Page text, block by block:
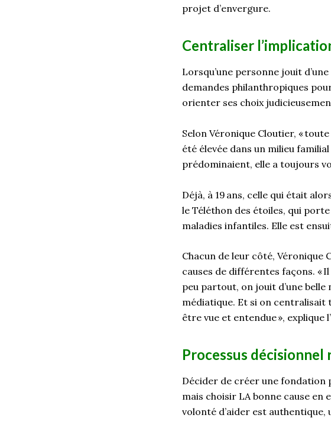
projet d’envergure.
Centraliser
Lorsqu’une personne jouit
demandes philanthropiques
orienter ses choix
Selon Véronique Cloutier, «
été élevée dans un milieu
prédominaient, elle a toujours
Déjà, à 19 ans, celle qui était
le Téléthon des étoiles, qui
maladies infantiles. Elle est
Chacun de leur côté, Véronique
causes de différentes façons. «
peu partout, on jouit d’une
médiatique. Et si on centralisait
être vue et entendue », explique
Processus
Décider de créer une fondation
mais choisir LA bonne cause en
volonté d’aider est authentique,